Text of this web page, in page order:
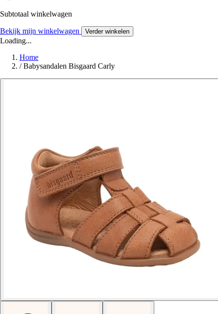
Subtotaal winkelwagen
Bekijk mijn winkelwagen Verder winkelen
Loading...
Home
/ Babysandalen Bisgaard Carly